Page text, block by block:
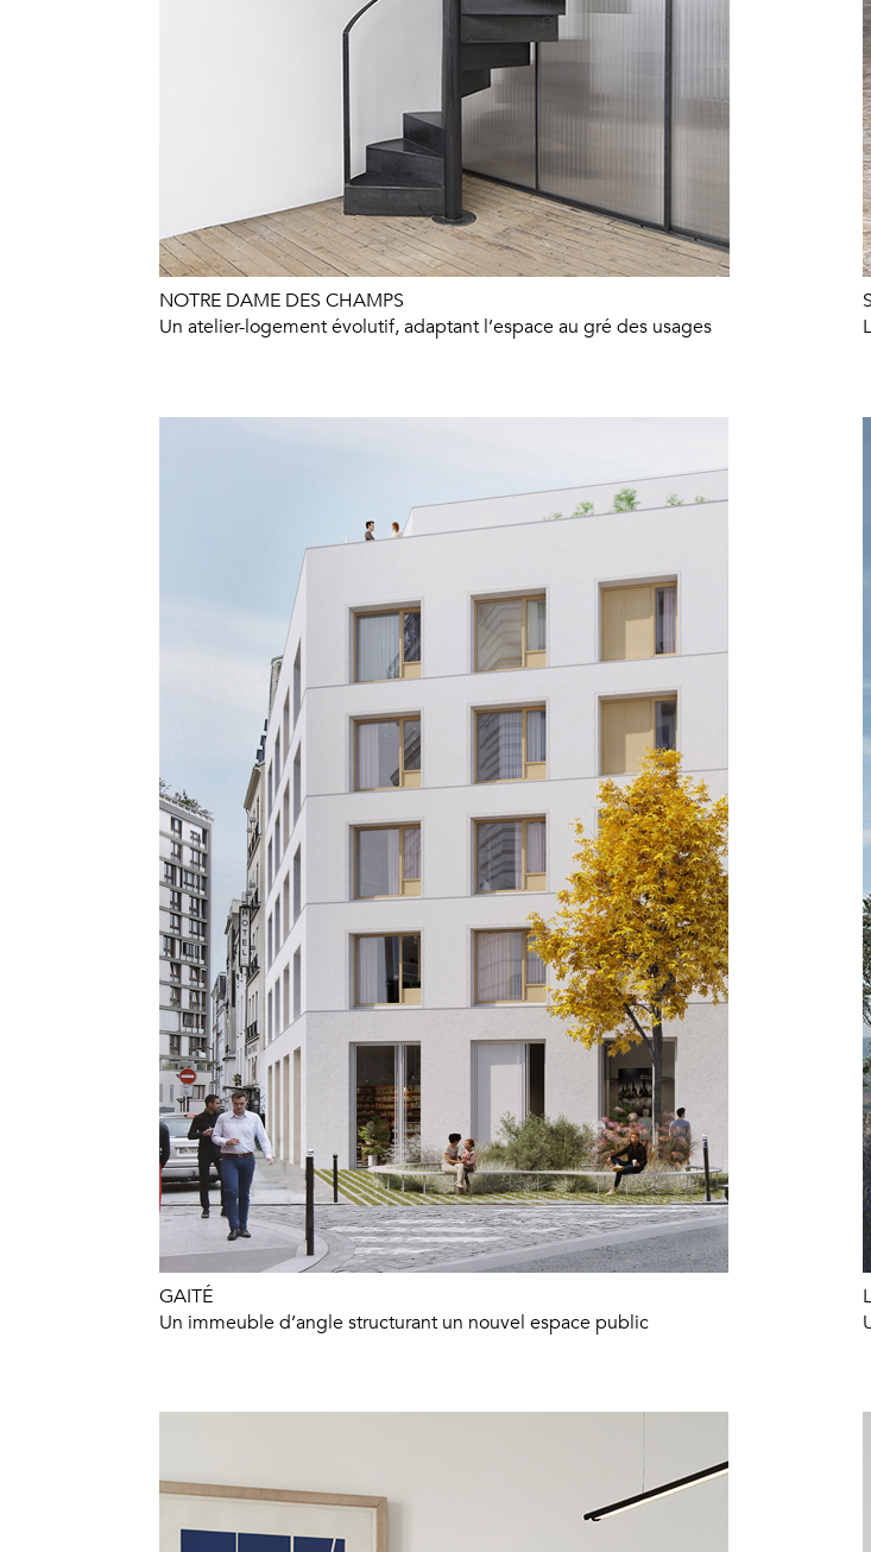
NOTRE DAME DES CHAMPS
Un atelier-logement évolutif, adaptant l’espace au gré des usages
GAITÉ
Un immeuble d’angle structurant un nouvel espace public